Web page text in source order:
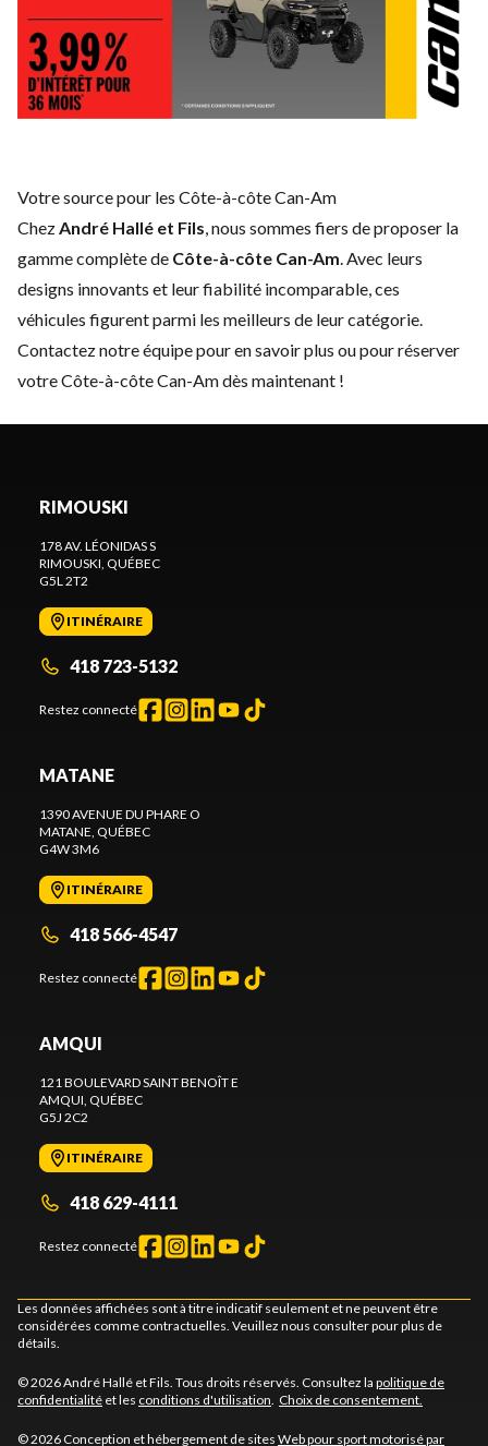
Votre source pour les Côte-à-côte Can-Am
ChezAndré Hallé et Fils, nous sommes fiers de proposer la
gamme complète de Côte-à-côte Can-Am. Avec leurs
designs innovants et leur fiabilité incomparable, ces
véhicules figurent parmi les meilleurs de leur catégorie.
Contactez notre équipepour en savoir plus ou pour réserver
votre Côte-à-côte Can-Am dès maintenant !
RIMOUSKI
178 AV. LÉONIDAS S
RIMOUSKI , QUÉBEC
G5L 2T2
ITINÉRAIRE
418 723-5132
Restez connecté
MATANE
1390 AVENUE DU PHARE O
MATANE , QUÉBEC
G4W 3M6
ITINÉRAIRE
418 566-4547
Restez connecté
AMQUI
121 BOULEVARD SAINT BENOÎT E
AMQUI , QUÉBEC
G5J 2C2
ITINÉRAIRE
418 629-4111
Restez connecté
Les données affichées sont à titre indicatif seulement et ne peuvent être
considérées comme contractuelles. Veuillez nous consulter pour plus de
détails.
© 2026 André Hallé et Fils. Tous droits réservés. Consultez la politique de
confidentialité et les conditions d'utilisation Choix de consentement.
© 2026 Conception et hébergement de sites Web pour sport motorisé par